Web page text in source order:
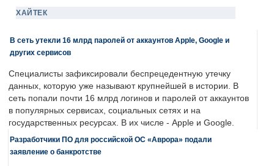
ХАЙТЕК
В сеть утекли 16 млрд паролей от аккаунтов Apple, Google и
других сервисов
Специалисты зафиксировали беспрецедентную утечку
данных, которую уже называют крупнейшей в истории. В
сеть попали почти 16 млрд логинов и паролей от аккаунтов
в популярных сервисах, социальных сетях и на
государственных ресурсах. В их числе - Apple и Google.
Разработчики ПО для российской ОС «Аврора» подали
заявление о банкротстве